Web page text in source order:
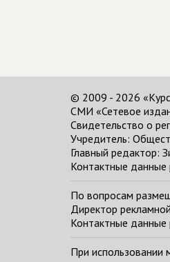
© 2009 - 2026
СМИ «Сетевое
Свидетельство о
Учредитель:
Главный редактор:
Контактные
По вопросам
Директор
Контактные
При использовании